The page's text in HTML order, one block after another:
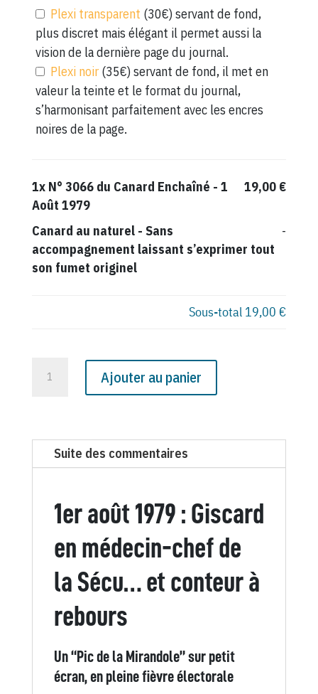
Plexi transparent (30€) servant de fond,
plus discret mais élégant il permet aussi la
vision de la dernière page du journal.
Plexi noir (35€) servant de fond, il met en
valeur la teinte et le format du journal,
s’harmonisant parfaitement avec les encres
noires de la page.
1x N° 3066 du Canard Enchaîné - 1
Août 1979
19,00 €
Canard au naturel- Sans
accompagnement laissant s’exprimer tout
son fumet originel
-
Sous-total 19,00 €
du
Canard
Août
1979
Ajouter au panier
Suite des commentaires
1er août 1979 : Giscard
en médecin-chef de
la Sécu… et conteur à
rebours
Un “Pic de la Mirandole” sur petit
écran, en pleine fièvre électorale